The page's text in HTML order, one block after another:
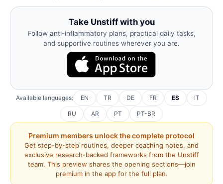
Take Unstiff with you
Follow anti-inflammatory plans, practical daily tasks,
and supportive routines wherever you are.
Available languages: EN TR DE FR ES IT
RU AR PT PT-BR
Premium members unlock the complete protocol
Get step-by-step routines, deeper coaching notes, and
exclusive research-backed frameworks from the Unstiff
team. This preview shares the opening sections—join
premium in the app for the full plan.